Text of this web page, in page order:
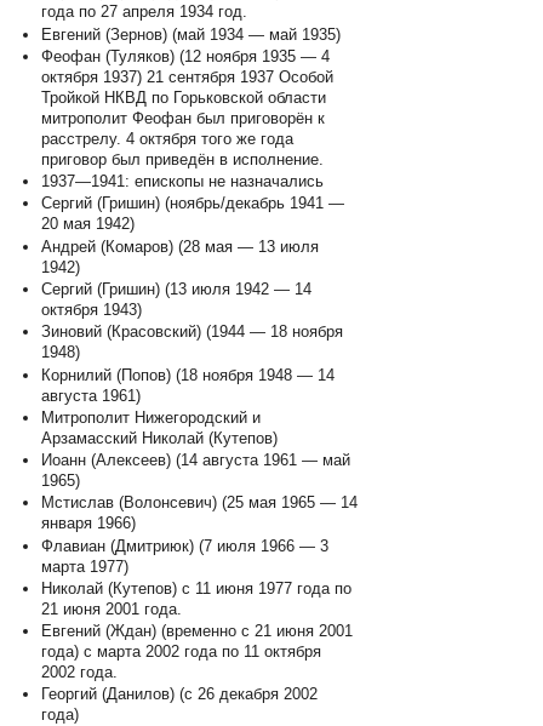
года по 27 апреля 1934 год.
Евгений (Зернов) (май 1934 — май 1935)
Феофан (Туляков) (12 ноября 1935 — 4
октября 1937) 21 сентября 1937 Особой
Тройкой НКВД по Горьковской области
митрополит Феофан был приговорён к
расстрелу. 4 октября того же года
приговор был приведён в исполнение.
1937—1941: епископы не назначались
Сергий (Гришин) (ноябрь/декабрь 1941 —
20 мая 1942)
Андрей (Комаров) (28 мая — 13 июля
1942)
Сергий (Гришин) (13 июля 1942 — 14
октября 1943)
Зиновий (Красовский) (1944 — 18 ноября
1948)
Корнилий (Попов) (18 ноября 1948 — 14
августа 1961)
Митрополит Нижегородский и
Арзамасский Николай (Кутепов)
Иоанн (Алексеев) (14 августа 1961 — май
1965)
Мстислав (Волонсевич) (25 мая 1965 — 14
января 1966)
Флавиан (Дмитриюк) (7 июля 1966 — 3
марта 1977)
Николай (Кутепов) с 11 июня 1977 года по
21 июня 2001 года.
Евгений (Ждан) (временно с 21 июня 2001
года) с марта 2002 года по 11 октября
2002 года.
Георгий (Данилов) (с 26 декабря 2002
года)